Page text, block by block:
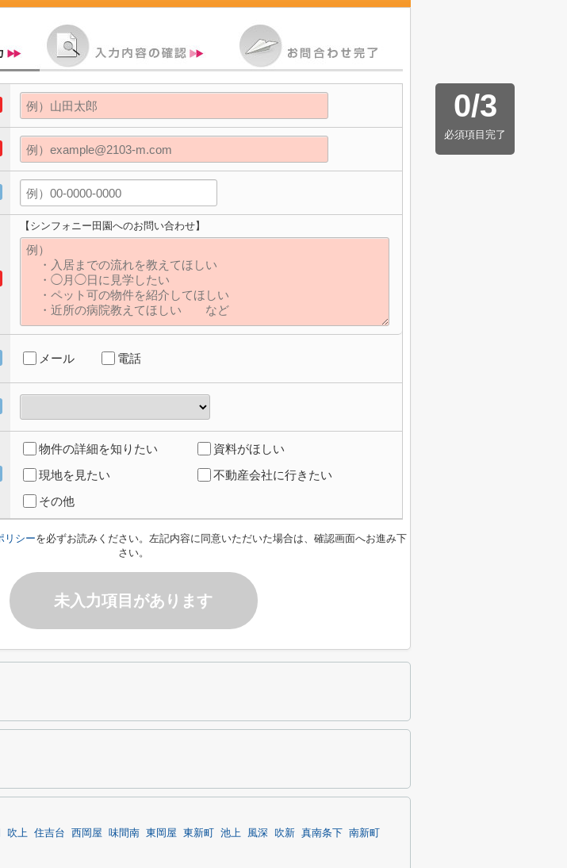
0/3
必須項目完了
【シンフォニー田園へのお問い合わせ】
メール 電話
物件の詳細を知りたい
資料がほしい
現地を見たい
不動産会社に行きたい
その他
リシーを必ずお読みください。左記内容に同意いただいた場合は、確認画面へお進み下
さい。
未入力項目があります
吹上 住吉台 西岡屋 味間南 東岡屋 東新町 池上 風深 吹新 真南条下
南新町